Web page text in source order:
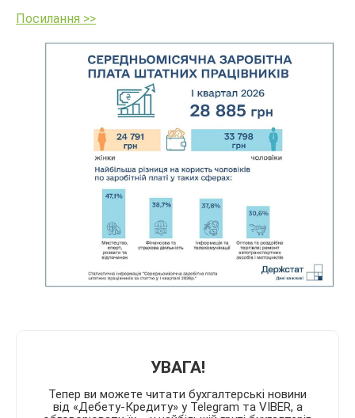
Посилання >>
УВАГА!
Тепер ви можете читати бухгалтерські новини
від «Дебету-Кредиту» у Telegram та VIBER, а